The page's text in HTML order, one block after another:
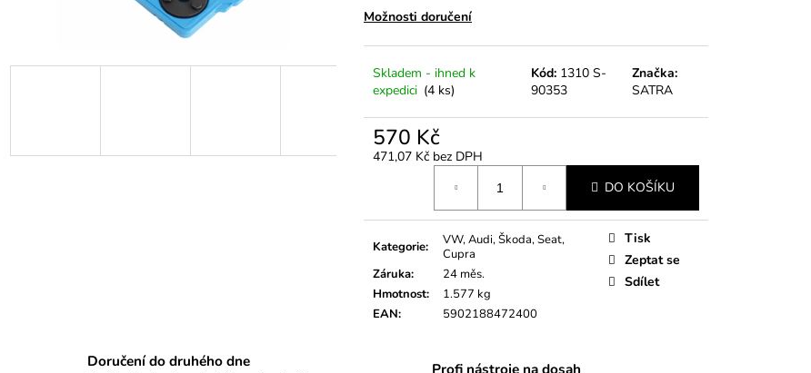
Možnosti doručení
Skladem - ihned k
expedici (4 ks)
Kód: 1310 S-
90353
Značka:
SATRA
570 Kč
471,07 Kč bez DPH
DO KOŠÍKU
Kategorie:
VW, Audi, Škoda, Seat,
Cupra
Záruka:
24 měs.
Hmotnost:
1.577 kg
EAN: 5902188472400
Tisk
Zeptat se
Sdílet
Doručení do druhého dne Profi nástroje na dosah
PRODLOUŽENÉ OTEVŘENÉ HLAVICE SADA BITŮ IMBUS, TORX, E-TORX,
SPLINE, RIBE 75KS